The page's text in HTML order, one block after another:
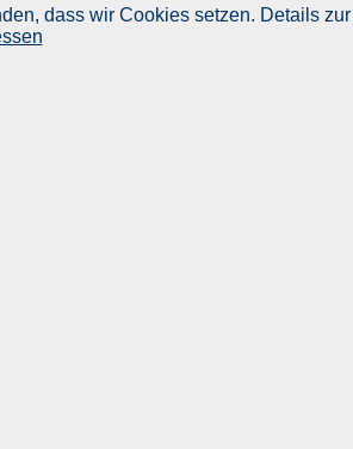
dass wir Cookies setzen. Details zur